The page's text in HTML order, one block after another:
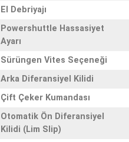
El Debriyajı
Powershuttle Hassasiyet
Ayarı
Sürüngen Vites Seçeneği
Arka Diferansiyel Kilidi
Çift Çeker Kumandası
Otomatik Ön Diferansiyel
Kilidi (Lim Slip)